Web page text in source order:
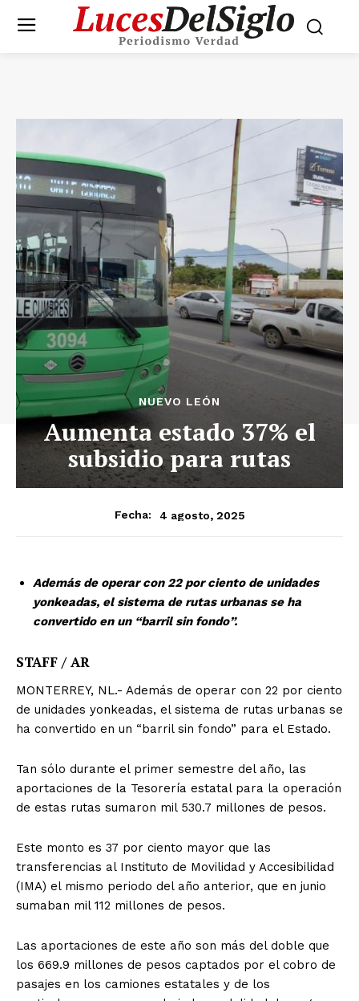
NUEVO LEÓN
Aumenta estado 37% el
subsidio para rutas
Fecha: 4 agosto, 2025
Además de operar con 22 por ciento de unidades
yonkeadas, el sistema de rutas urbanas se ha
convertido en un “barril sin fondo”.
STAFF / AR
MONTERREY, NL.- Además de operar con 22 por ciento
de unidades yonkeadas, el sistema de rutas urbanas se
ha convertido en un “barril sin fondo” para el Estado.
Tan sólo durante el primer semestre del año, las
aportaciones de la Tesorería estatal para la operación
de estas rutas sumaron mil 530.7 millones de pesos.
Este monto es 37 por ciento mayor que las
transferencias al Instituto de Movilidad y Accesibilidad
(IMA) el mismo periodo del año anterior, que en junio
sumaban mil 112 millones de pesos.
Las aportaciones de este año son más del doble que
los 669.9 millones de pesos captados por el cobro de
pasajes en los camiones estatales y de los